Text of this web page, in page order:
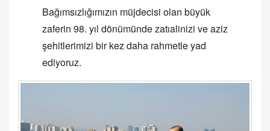
Bağımsızlığımızın müjdecisi olan büyük
zaferin 98. yıl dönümünde zatıalinizi ve aziz
şehitlerimizi bir kez daha rahmetle yad
ediyoruz.